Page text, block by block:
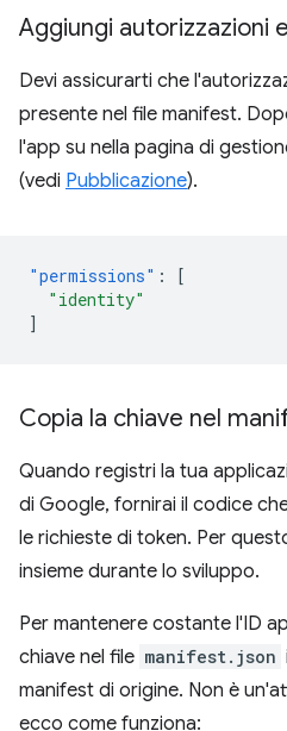
Aggiungi autorizzazioni
Devi assicurarti che
presente nel file manifest.
l'app su nella pagina di
(vedi Pubblicazione).
"permissions" :
[
"identity"
]
Copia la chiave nel
Quando registri la tua
di Google, fornirai il codice
le richieste di token. Per
insieme durante lo sviluppo.
Per mantenere costante l'ID
chiave nel file manifest.json
manifest di origine. Non è
ecco come funziona: